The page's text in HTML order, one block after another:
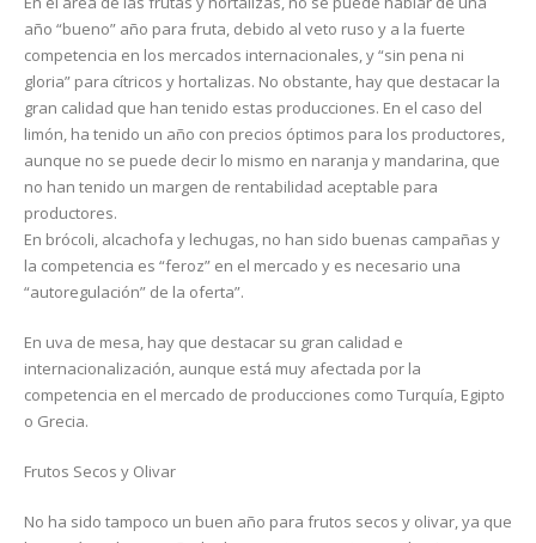
año “bueno” año para fruta, debido al veto ruso y a la fuerte
competencia en los mercados internacionales, y “sin pena ni
gloria” para cítricos y hortalizas. No obstante, hay que destacar la
gran calidad que han tenido estas producciones. En el caso del
limón, ha tenido un año con precios óptimos para los productores,
aunque no se puede decir lo mismo en naranja y mandarina, que
no han tenido un margen de rentabilidad aceptable para
productores.
En brócoli, alcachofa y lechugas, no han sido buenas campañas y
la competencia es “feroz” en el mercado y es necesario una
“autoregulación” de la oferta”.
En uva de mesa, hay que destacar su gran calidad e
internacionalización, aunque está muy afectada por la
competencia en el mercado de producciones como Turquía, Egipto
o Grecia.
Frutos Secos y Olivar
No ha sido tampoco un buen año para frutos secos y olivar, ya que